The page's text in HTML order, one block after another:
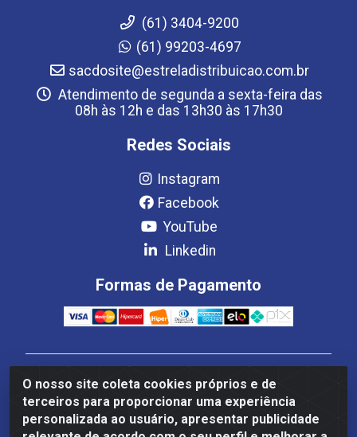
O nosso site coleta cookies próprios e de
terceiros para proporcionar uma experiência
personalizada ao usuário, apresentar publicidade
(61) 3404-9200
(61) 99203-4697
sacdosite@estreladistribuicao.com.br
Atendimento de segunda a sexta-feira das
08h às 12h e das 13h30 às 17h30
Redes Sociais
Instagram
Facebook
YouTube
Linkedin
Formas de Pagamento
Estrela Distribuição LTDA - CNPJ 08.691.096/0001-93 -
Setor Setor de Industria Qi 22 Lt 7, 9, 11, 13, 14 Ao 32,
S/NC - Setor Industrial Ceilândia, Brasília/DF - CEP
72265-220